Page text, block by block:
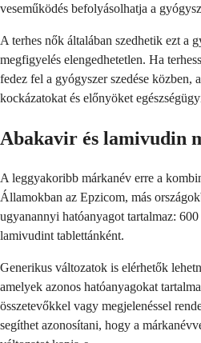
veseműködés befolyásolhatja a
A terhes nők általában szedhetik ezt a
megfigyelés elengedhetetlen. Ha
fedez fel a gyógyszer szedése közben,
kockázatokat és előnyöket
Abakavir és lamivudin
A leggyakoribb márkanév erre a
Államokban az Epzicom, más
ugyanannyi hatóanyagot tartalmaz:
lamivudint tablettánként.
Generikus változatok is elérhetők
amelyek azonos hatóanyagokat
összetevőkkel vagy megjelenéssel
segíthet azonosítani, hogy a